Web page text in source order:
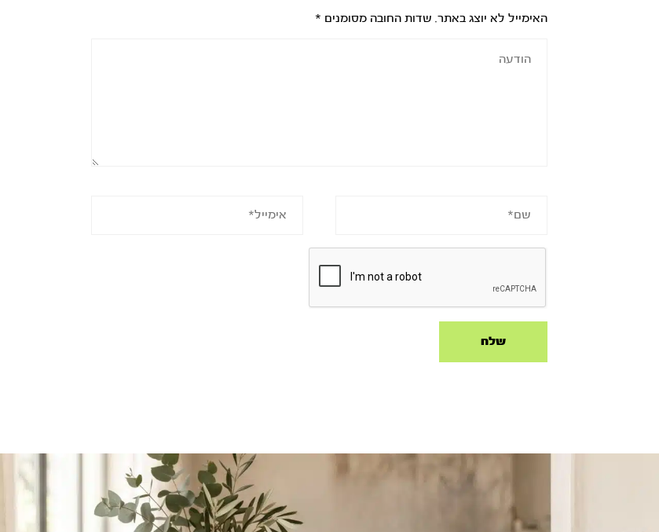
האימייל לא יוצג באתר. שדות החובה מסומנים *